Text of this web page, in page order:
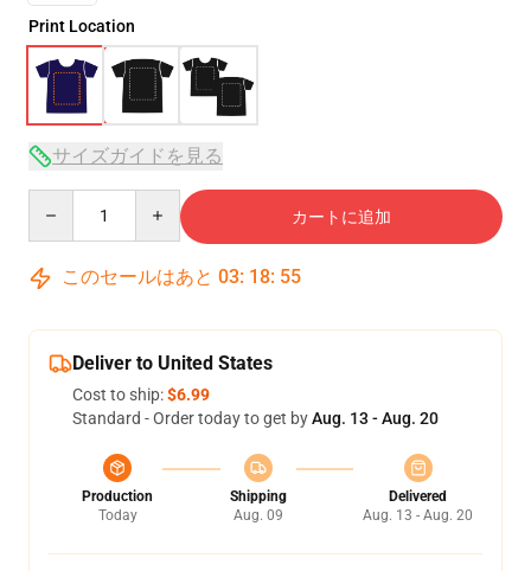
Print Location
サイズガイドを見る
カートに追加
このセールはあと 03: 18: 54
Deliver to United States
Cost to ship:$6.99
Standard - Order today to get byAug. 13 - Aug. 20
Production
Today
Shipping
Aug. 09
Delivered
Aug. 13 - Aug. 20